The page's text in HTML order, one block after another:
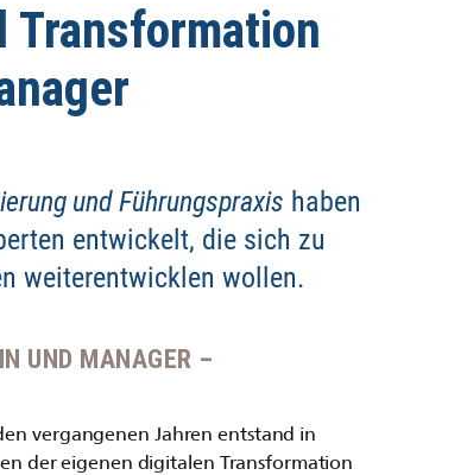
und Führungspraxis haben
entwickelt, die sich zu
weiterentwicklen wollen.
UND MANAGER –
vergangenen Jahren entstand in
der eigenen digitalen Transformation